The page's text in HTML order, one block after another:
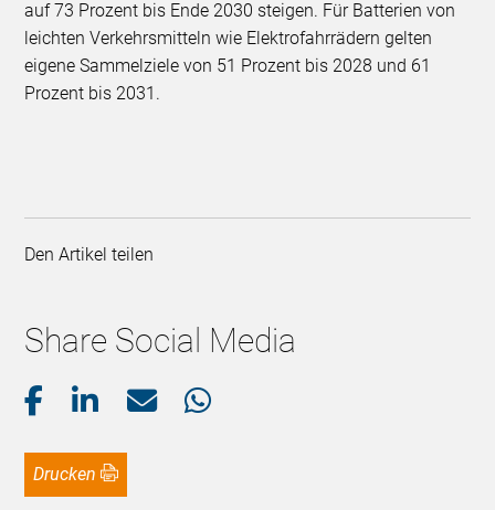
auf 73 Prozent bis Ende 2030 steigen. Für Batterien von
leichten Verkehrsmitteln wie Elektrofahrrädern gelten
eigene Sammelziele von 51 Prozent bis 2028 und 61
Prozent bis 2031.
Den Artikel teilen
Share Social Media
Drucken